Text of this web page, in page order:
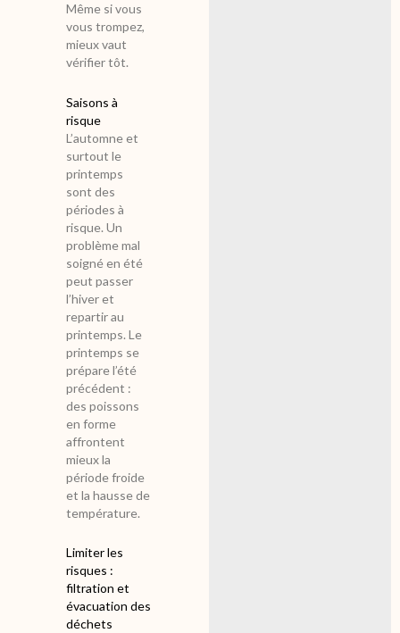
Même si vous
vous trompez,
mieux vaut
vérifier tôt.
Saisons à
risque
L’automne et
surtout le
printemps
sont des
périodes à
risque. Un
problème mal
soigné en été
peut passer
l’hiver et
repartir au
printemps. Le
printemps se
prépare l’été
précédent :
des poissons
en forme
affrontent
mieux la
période froide
et la hausse de
température.
Limiter les
risques :
filtration et
évacuation des
déchets